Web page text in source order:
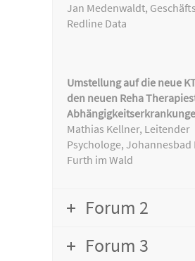
Jan Medenwaldt,
Redline Data
Umstellung auf die neue
den neuen Reha
Mathias Kellner, Leitender
Psychologe, Johannesbad
Furth im Wald
Forum 2
Forum 3